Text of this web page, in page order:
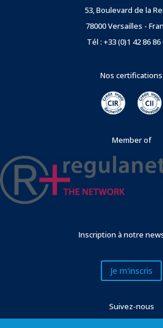
53, Boulevard de la
78000 Versailles -
Tél : +33 (0)1 42 86 86
Nos certifications
Member of
Inscription à notre
Je m'inscris
Suivez-nous